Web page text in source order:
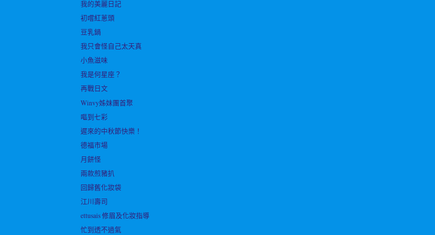
我的美麗日記
初嚐紅蔥頭
豆乳鍋
我只會怪自己太天真
小魚滋味
我是何星座？
再戰日文
Winvy姊妹團首聚
嘔到七彩
遲來的中秋節快樂！
德福市場
月餅怪
兩款煎豬扒
回歸舊化妝袋
江川壽司
ettusais 修眉及化妝指導
忙到透不過氣